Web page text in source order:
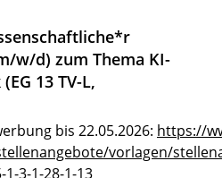
w/d) zum Thema KI-
13 TV-L,
bis 22.05.2026: https://
vorlagen/
3-1-28-1-13